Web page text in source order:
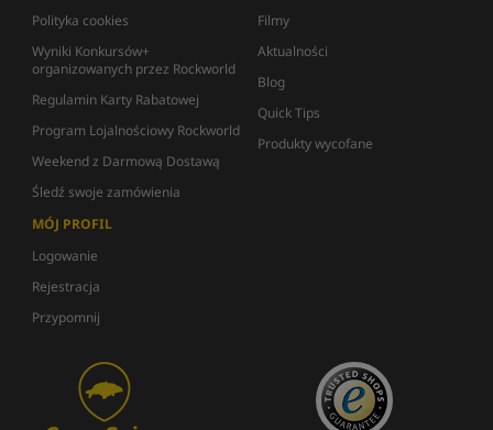
Polityka cookies
Wyniki Konkursów+
organizowanych przez Rockworld
Regulamin Karty Rabatowej
Program Lojalnościowy Rockworld
Weekend z Darmową Dostawą
Śledź swoje zamówienia
Filmy
Aktualności
Blog
Quick Tips
Produkty wycofane
MÓJ PROFIL
Logowanie
Rejestracja
Przypomnij